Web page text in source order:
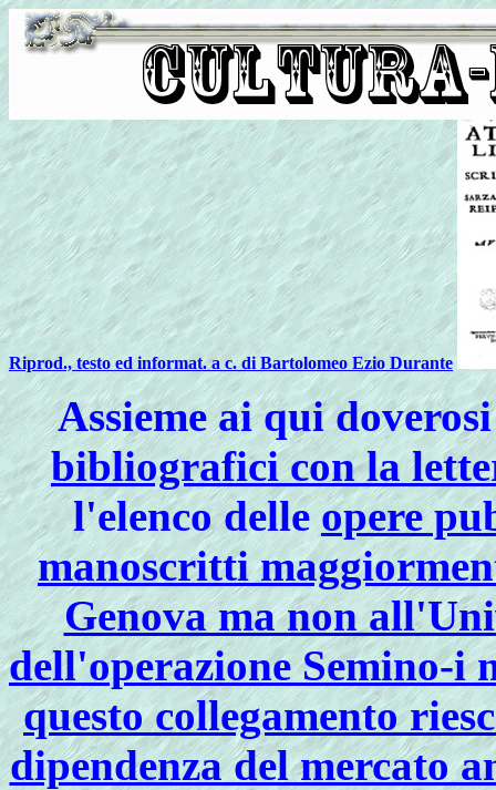
Riprod., testo ed informat. a c. di Bartolomeo Ezio Durante
Assieme ai qui
bibliografici con la
l'elenco delleopere
manoscritti
Genova ma non
dell'operazione Semino-i
questo collegamento
dipendenza del mercato